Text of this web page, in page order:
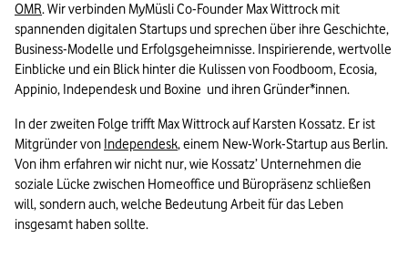
OMR. Wir verbinden MyMüsli Co-Founder Max Wittrock mit
spannenden digitalen Startups und sprechen über ihre Geschichte,
Business-Modelle und Erfolgsgeheimnisse. Inspirierende, wertvolle
Einblicke und ein Blick hinter die Kulissen von Foodboom, Ecosia,
Appinio, Independesk und Boxine  und ihren Gründer*innen.
In der zweiten Folge trifft Max Wittrock auf Karsten Kossatz. Er ist
Mitgründer von Independesk, einem New-Work-Startup aus Berlin.
Von ihm erfahren wir nicht nur, wie Kossatz’ Unternehmen die
soziale Lücke zwischen Homeoffice und Büropräsenz schließen
will, sondern auch, welche Bedeutung Arbeit für das Leben
insgesamt haben sollte.